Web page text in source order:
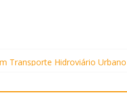
Paulo
Transporte Hidroviário Urbano